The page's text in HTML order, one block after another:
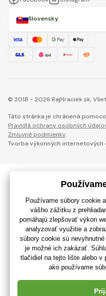
Slovensky
© 2018 - 2026 RajHraciek.sk,
Táto stránka je chránená
Pravidlá ochrany osobných
Zmluvné podmienky.
Tvorba výkonných